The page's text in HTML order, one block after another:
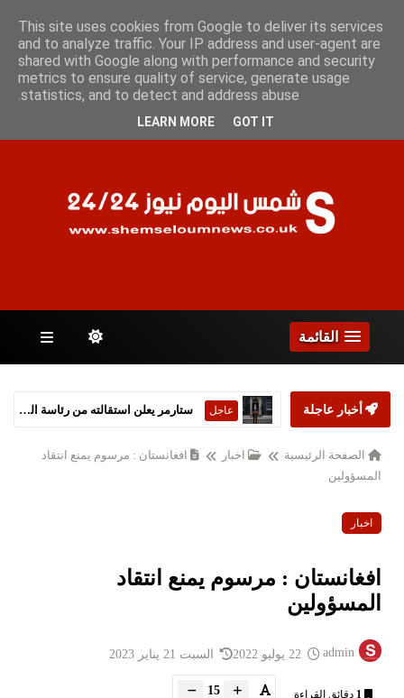
الخميس 6 أغسطس 2026
الصفحات
القائمة
أخبار عاجلة عاجل ستارمر يعلن استقالته من رئاسة الحكومة البريطانية
الصفحة الرئيسية اخبار
افغانستان : مرسوم يمنع انتقاد
المسؤولين
اخبار
افغانستان : مرسوم يمنع انتقاد
المسؤولين
admin السبت 21 يناير 2023
1 دقائق القراءة 15
This site uses cookies from Google to deliver its services
and to analyze traffic. Your IP address and user-agent are
shared with Google along with performance and security
metrics to ensure quality of service, generate usage
statistics, and to detect and address abuse.
LEARN MORE GOT IT